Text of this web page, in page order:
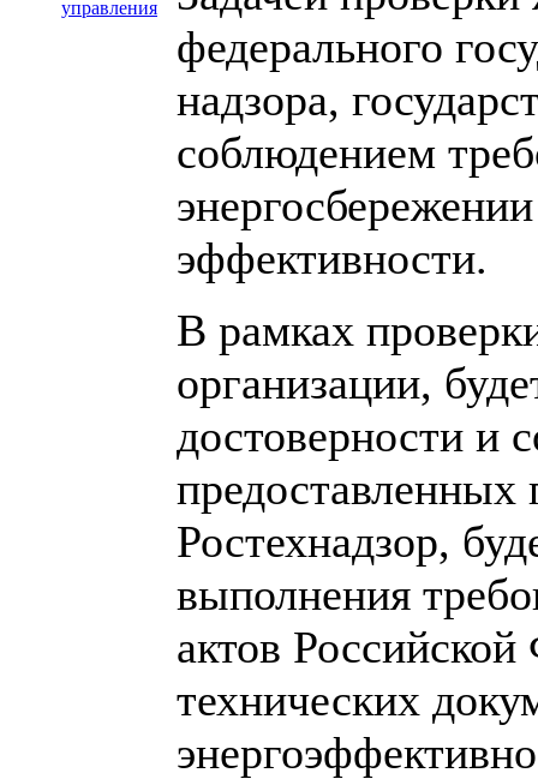
управления
федерального
надзора,
соблюдением
эффективности.
В рамках
организации,
достоверности и
предоставленных
Ростехнадзор,
выполнения
актов
технических